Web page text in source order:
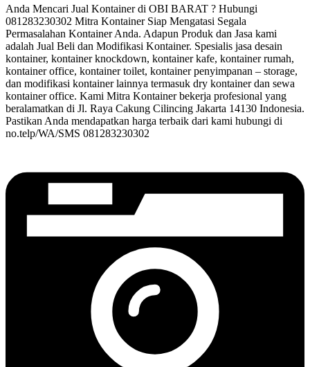
Anda Mencari Jual Kontainer di OBI BARAT ? Hubungi
081283230302 Mitra Kontainer Siap Mengatasi Segala
Permasalahan Kontainer Anda. Adapun Produk dan Jasa kami
adalah Jual Beli dan Modifikasi Kontainer. Spesialis jasa desain
kontainer, kontainer knockdown, kontainer kafe, kontainer rumah,
kontainer office, kontainer toilet, kontainer penyimpanan – storage,
dan modifikasi kontainer lainnya termasuk dry kontainer dan sewa
kontainer office. Kami Mitra Kontainer bekerja profesional yang
beralamatkan di Jl. Raya Cakung Cilincing Jakarta 14130 Indonesia.
Pastikan Anda mendapatkan harga terbaik dari kami hubungi di
no.telp/WA/SMS 081283230302